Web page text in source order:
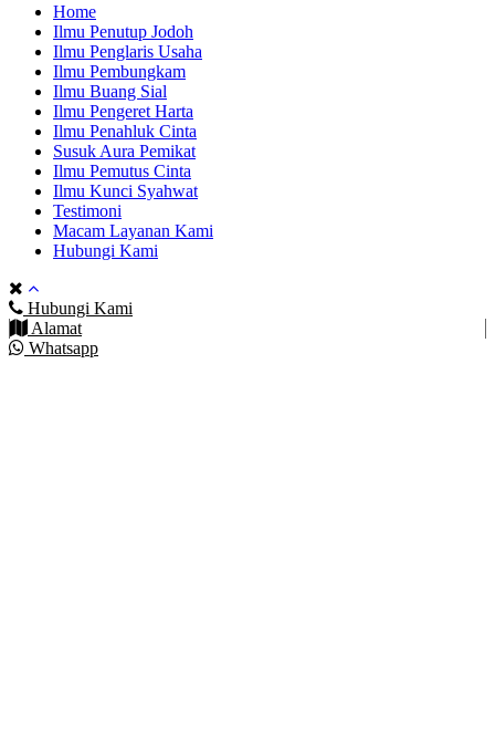
Home
Ilmu Penutup Jodoh
Ilmu Penglaris Usaha
Ilmu Pembungkam
Ilmu Buang Sial
Ilmu Pengeret Harta
Ilmu Penahluk Cinta
Susuk Aura Pemikat
Ilmu Pemutus Cinta
Ilmu Kunci Syahwat
Testimoni
Macam Layanan Kami
Hubungi Kami
Hubungi Kami
Alamat
Whatsapp